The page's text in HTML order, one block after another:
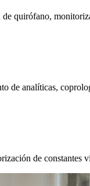
quirófano,
de analíticas,
de constantes